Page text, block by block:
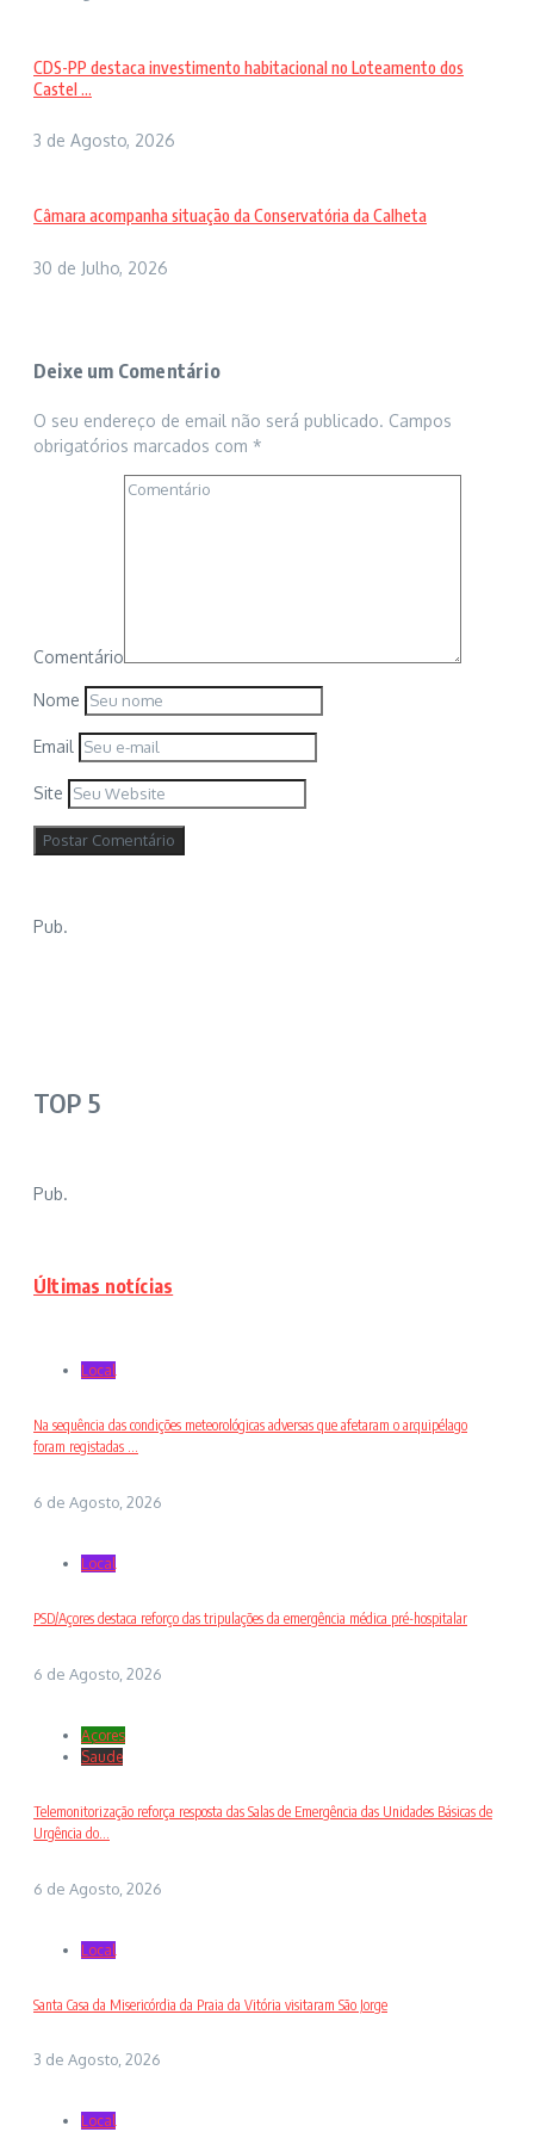
CDS-PP destaca investimento habitacional no Loteamento dos
Castel ...
3 de Agosto, 2026
Câmara acompanha situação da Conservatória da Calheta
30 de Julho, 2026
Deixe um Comentário
O seu endereço de email não será publicado. Campos
obrigatórios marcados com *
Comentário
Nome
Email
Site
Pub.
TOP 5
Pub.
Últimas notícias
Local
Na sequência das condições meteorológicas adversas que afetaram o arquipélago
foram registadas ...
6 de Agosto, 2026
Local
PSD/Açores destaca reforço das tripulações da emergência médica pré-hospitalar
6 de Agosto, 2026
Açores
Saude
Telemonitorização reforça resposta das Salas de Emergência das Unidades Básicas de
Urgência do...
6 de Agosto, 2026
Local
Santa Casa da Misericórdia da Praia da Vitória visitaram São Jorge
3 de Agosto, 2026
Local